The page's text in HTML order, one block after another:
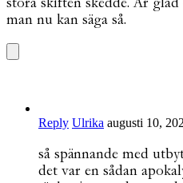
man nu kan säga så.
Reply Ulrika augusti 10,
så spännande med
det var en sådan